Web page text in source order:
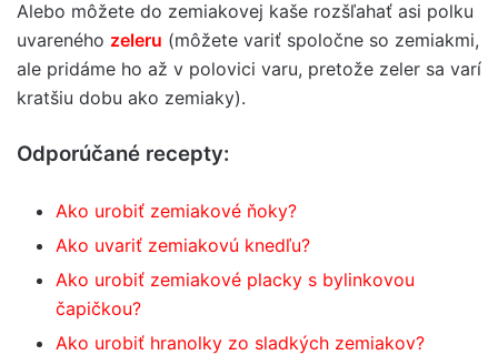
Alebo môžete do zemiakovej kaše rozšľahať asi polku
uvareného zeleru (môžete variť spoločne so zemiakmi,
ale pridáme ho až v polovici varu, pretože zeler sa varí
kratšiu dobu ako zemiaky).
Odporúčané recepty:
Ako urobiť zemiakové ňoky?
Ako uvariť zemiakovú knedľu?
Ako urobiť zemiakové placky s bylinkovou
čapičkou?
Ako urobiť hranolky zo sladkých zemiakov?